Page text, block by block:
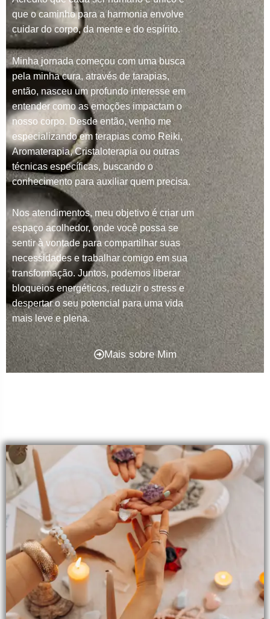
que o caminho para a harmonia envolve
cuidar do corpo, da mente e do espírito.
Minha jornada começou com uma busca
pela minha cura, através de tarapias,
então, nasceu um profundo interesse em
entender como as emoções impactam o
nosso corpo. Desde então, venho me
especializando em terapias como Reiki,
Aromaterapia, Cristaloterapia ou outras
técnicas específicas, buscando o
conhecimento para auxiliar quem precisa.
Nos atendimentos, meu objetivo é criar um
espaço acolhedor, onde você possa se
sentir à vontade para compartilhar suas
necessidades e trabalhar comigo em sua
transformação. Juntos, podemos liberar
bloqueios energéticos, reduzir o stress e
despertar o seu potencial para uma vida
mais leve e plena.
Mais sobre Mim